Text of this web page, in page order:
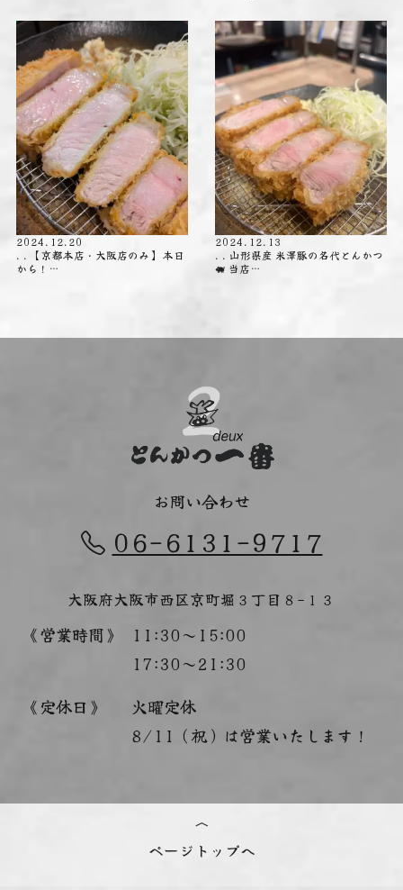
2024.12.20
. . 【京都本店・大阪店のみ】 本日
から！…
2024.12.13
. . 山形県産 米澤豚の名代とんかつ
🐖 当店…
お問い合わせ
06-6131-9717
大阪府大阪市西区京町堀３丁目８−１３
《営業時間》
11:30～15:00
17:30～21:30
《定休日》
火曜定休
8/11（祝）は営業いたします！
ページトップへ